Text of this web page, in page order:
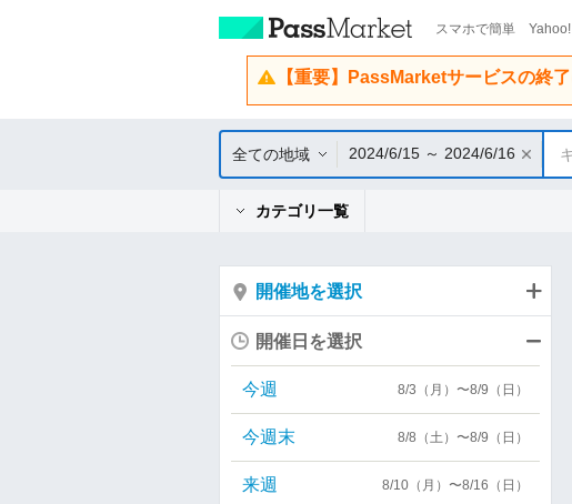
スマホで簡単 Yahoo!
【重要】PassMarketサービスの終
全ての地域 2024/6/15 ～ 2024/6/16
カテゴリ一覧
開催地を選択
開催日を選択
今週 8/3（月）〜8/9（日）
今週末 8/8（土）〜8/9（日）
来週 8/10（月）〜8/16（日）